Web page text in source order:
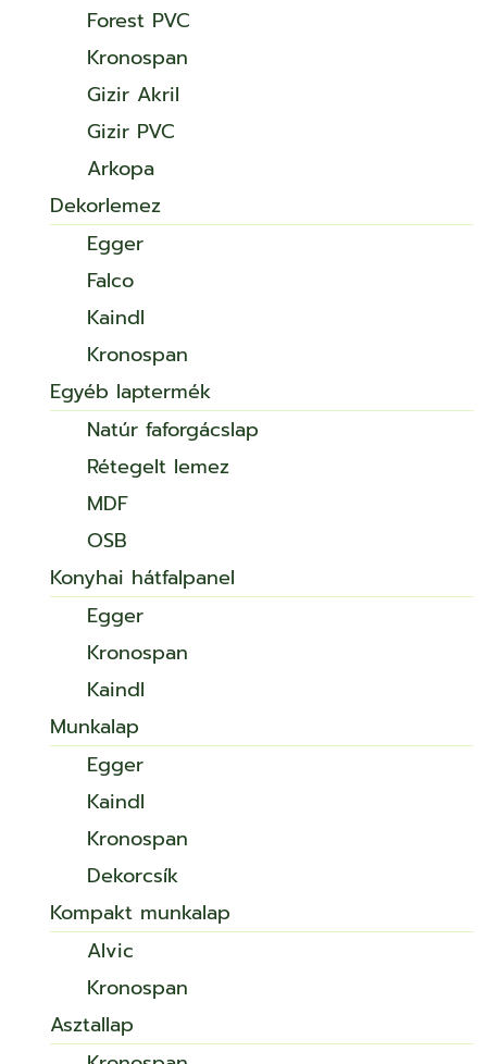
Forest PVC
Kronospan
Gizir Akril
Gizir PVC
Arkopa
Dekorlemez
Egger
Falco
Kaindl
Kronospan
Egyéb laptermék
Natúr faforgácslap
Rétegelt lemez
MDF
OSB
Konyhai hátfalpanel
Egger
Kronospan
Kaindl
Munkalap
Egger
Kaindl
Kronospan
Dekorcsík
Kompakt munkalap
Alvic
Kronospan
Asztallap